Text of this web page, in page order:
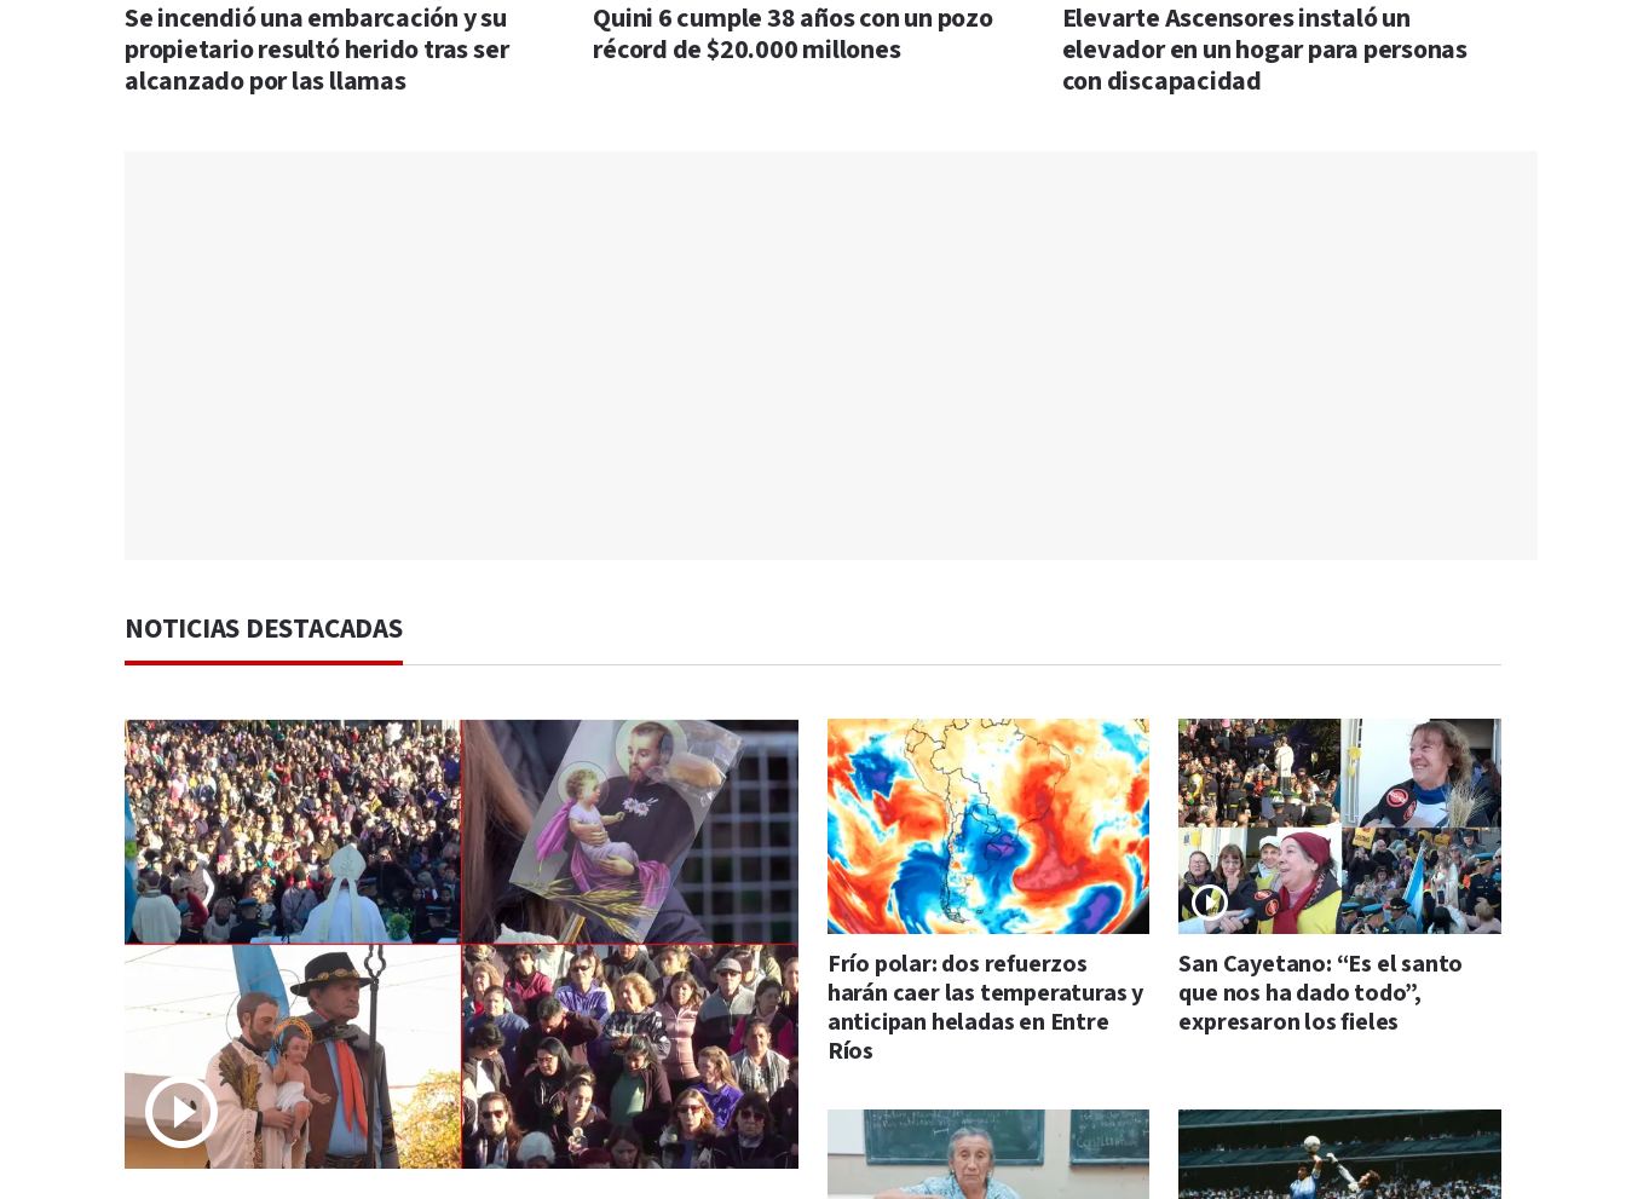
Se incendió una embarcación y su
propietario resultó herido tras ser
alcanzado por las llamas
Quini 6 cumple 38 años con un pozo
récord de $20.000 millones
Elevarte Ascensores instaló un
elevador en un hogar para personas
con discapacidad
NOTICIAS DESTACADAS
Frío polar: dos refuerzos
harán caer las temperaturas y
anticipan heladas en Entre
Ríos
San Cayetano: “Es el santo
que nos ha dado todo”,
expresaron los fieles